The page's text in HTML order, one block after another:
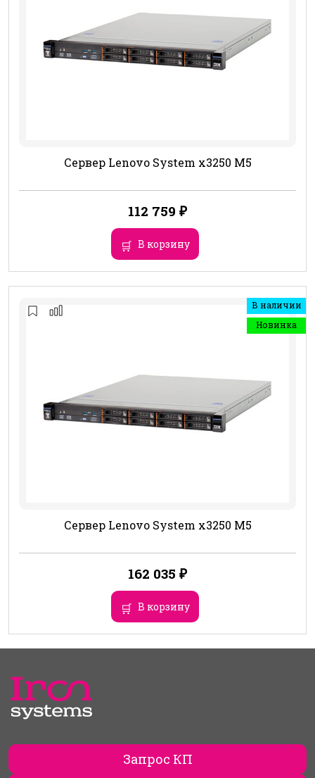
Сервер Lenovo System x3250 M5
112 759 ₽
В корзину
В наличии
Новинка
Сервер Lenovo System x3250 M5
162 035 ₽
В корзину
Запрос КП